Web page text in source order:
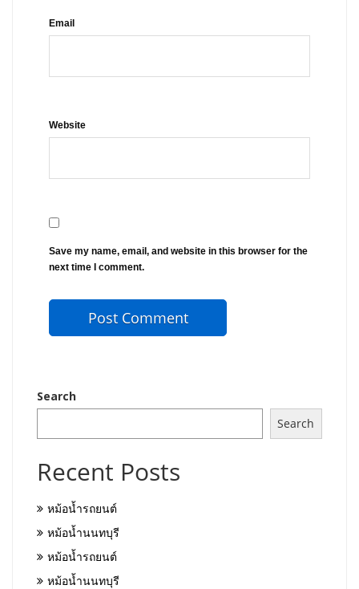
Email
Website
Save my name, email, and website in this browser for the
next time I comment.
Search
Search
Recent Posts
หม้อน้ำรถยนต์
หม้อน้ำนนทบุรี
หม้อน้ำรถยนต์
หม้อน้ำนนทบุรี